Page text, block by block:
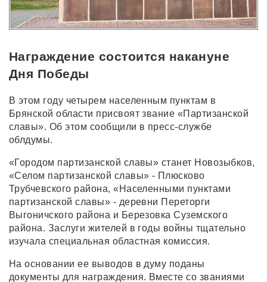
Награждение состоится накануне
Дня Победы
В этом году четырем населенным пунктам в
Брянской области присвоят звание «Партизанской
славы». Об этом сообщили в пресс-службе
облдумы.
«Городом партизанской славы» станет Новозыбков,
«Селом партизанской славы» - Плюсково
Трубчевского района, «Населенными пунктами
партизанской славы» - деревни Переторги
Выгоничского района и Березовка Суземского
района. Заслуги жителей в годы войны тщательно
изучала специальная областная комиссия.
На основании ее выводов в думу поданы
документы для награждения. Вместе со званиями